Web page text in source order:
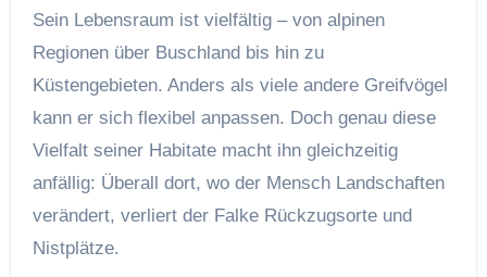
Sein Lebensraum ist vielfältig – von alpinen
Regionen über Buschland bis hin zu
Küstengebieten. Anders als viele andere Greifvögel
kann er sich flexibel anpassen. Doch genau diese
Vielfalt seiner Habitate macht ihn gleichzeitig
anfällig: Überall dort, wo der Mensch Landschaften
verändert, verliert der Falke Rückzugsorte und
Nistplätze.